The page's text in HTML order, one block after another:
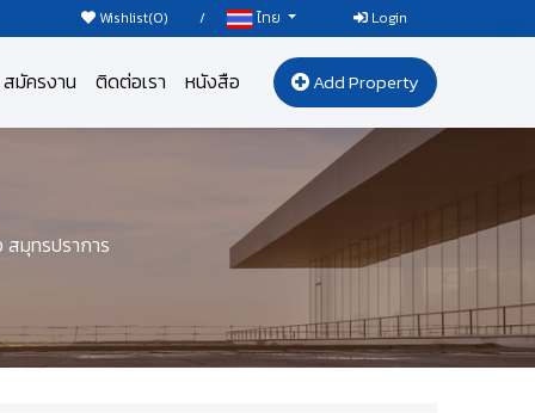
Wishlist(0) / ไทย Login
สมัครงาน ติดต่อเรา หนังสือ Add Property
สมุทรปราการ